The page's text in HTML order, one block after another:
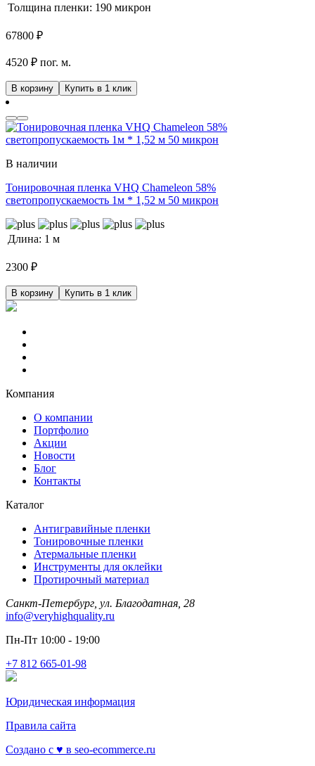
Толщина пленки: 190 микрон
67800 ₽
4520 ₽ пог. м.
В корзину Купить в 1 клик
В наличии
Тонировочная пленка VHQ Chameleon 58%
светопропускаемость 1м * 1,52 м 50 микрон
Длина: 1 м
2300 ₽
В корзину Купить в 1 клик
Компания
О компании
Портфолио
Акции
Новости
Блог
Контакты
Каталог
Антигравийные пленки
Тонировочные пленки
Атермальные пленки
Инструменты для оклейки
Протирочный материал
Санкт-Петербург, ул. Благодатная, 28
info@veryhighquality.ru
Пн-Пт 10:00 - 19:00
+7 812 665-01-98
Юридическая информация
Правила сайта
Создано с ♥️ в seo-ecommerce.ru